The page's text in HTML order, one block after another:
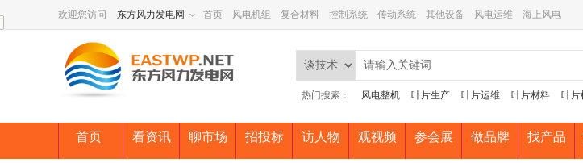
欢迎您访问 东方风力发电网 首页 风电机组 复合材料 控制系统 传动系统 其他设备 风电运维 海上风电
热门搜索： 风电整机 叶片生产 叶片运维 叶片材料 叶片
首页 看资讯 聊市场 招投标 访人物 观视频 参会展 做品牌 找产品